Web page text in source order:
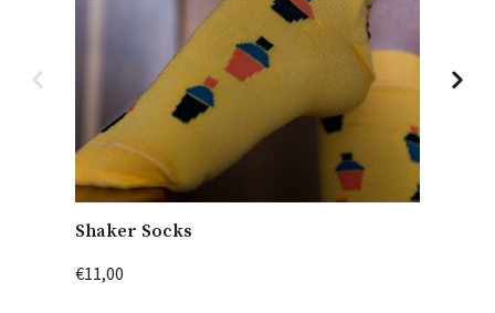
Shaker Socks
€11,00